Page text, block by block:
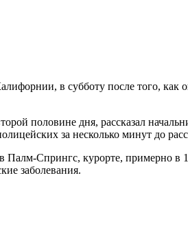
в субботу после того,
половине дня, рассказал
за несколько минут до
Спрингс, курорте, примерно
заболевания.